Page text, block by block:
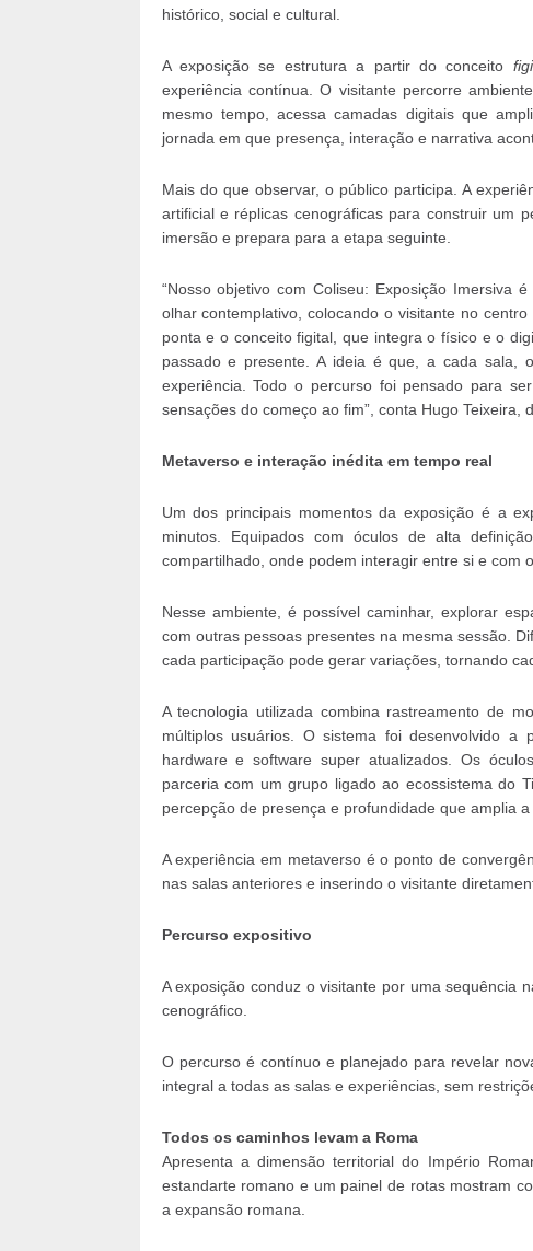
histórico, social e cultural.
A exposição se estrutura a partir do conceito
experiência contínua. O visitante percorre
mesmo tempo, acessa camadas digitais que
jornada em que presença, interação e narrativa
Mais do que observar, o público participa. A
artificial e réplicas cenográficas para construir um
imersão e prepara para a etapa seguinte.
“Nosso objetivo com Coliseu: Exposição Imersiva
olhar contemplativo, colocando o visitante no
ponta e o conceito figital, que integra o físico e o
passado e presente. A ideia é que, a cada sala,
experiência. Todo o percurso foi pensado para
sensações do começo ao fim”, conta Hugo Teixeira,
Metaverso e interação inédita em tempo real
Um dos principais momentos da exposição é a
minutos. Equipados com óculos de alta
compartilhado, onde podem interagir entre si e com
Nesse ambiente, é possível caminhar, explorar
com outras pessoas presentes na mesma sessão.
cada participação pode gerar variações, tornando
A tecnologia utilizada combina rastreamento de
múltiplos usuários. O sistema foi desenvolvido
hardware e software super atualizados. Os
parceria com um grupo ligado ao ecossistema do
percepção de presença e profundidade que amplia
A experiência em metaverso é o ponto de
nas salas anteriores e inserindo o visitante
Percurso expositivo
A exposição conduz o visitante por uma sequência
cenográfico.
O percurso é contínuo e planejado para revelar
integral a todas as salas e experiências, sem
Todos os caminhos levam a Roma
Apresenta a dimensão territorial do Império
estandarte romano e um painel de rotas mostram
a expansão romana.